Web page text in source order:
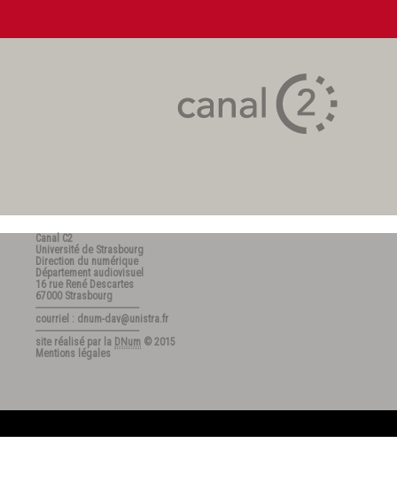
Canal C2
Université de Strasbourg
Direction du numérique
Département audiovisuel
16 rue René Descartes
67000 Strasbourg
---------------------------------------
courriel : dnum-dav@unistra.fr
---------------------------------------
site réalisé par la DNum © 2015
Mentions légales